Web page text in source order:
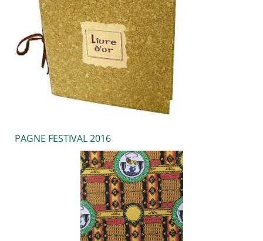
PAGNE FESTIVAL 2016